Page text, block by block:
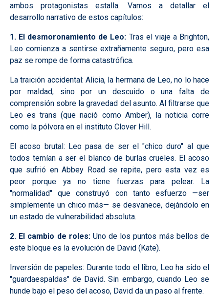
ambos protagonistas estalla. Vamos a detallar el
desarrollo narrativo de estos capítulos:
1. El desmoronamiento de Leo: Tras el viaje a Brighton,
Leo comienza a sentirse extrañamente seguro, pero esa
paz se rompe de forma catastrófica.
La traición accidental: Alicia, la hermana de Leo, no lo hace
por maldad, sino por un descuido o una falta de
comprensión sobre la gravedad del asunto. Al filtrarse que
Leo es trans (que nació como Amber), la noticia corre
como la pólvora en el instituto Clover Hill.
El acoso brutal: Leo pasa de ser el "chico duro" al que
todos temían a ser el blanco de burlas crueles. El acoso
que sufrió en Abbey Road se repite, pero esta vez es
peor porque ya no tiene fuerzas para pelear. La
"normalidad" que construyó con tanto esfuerzo —ser
simplemente un chico más— se desvanece, dejándolo en
un estado de vulnerabilidad absoluta.
2. El cambio de roles: Uno de los puntos más bellos de
este bloque es la evolución de David (Kate).
Inversión de papeles: Durante todo el libro, Leo ha sido el
"guardaespaldas" de David. Sin embargo, cuando Leo se
hunde bajo el peso del acoso, David da un paso al frente.